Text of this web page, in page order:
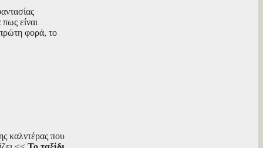
είναι
φορά, το
καλντέρας που